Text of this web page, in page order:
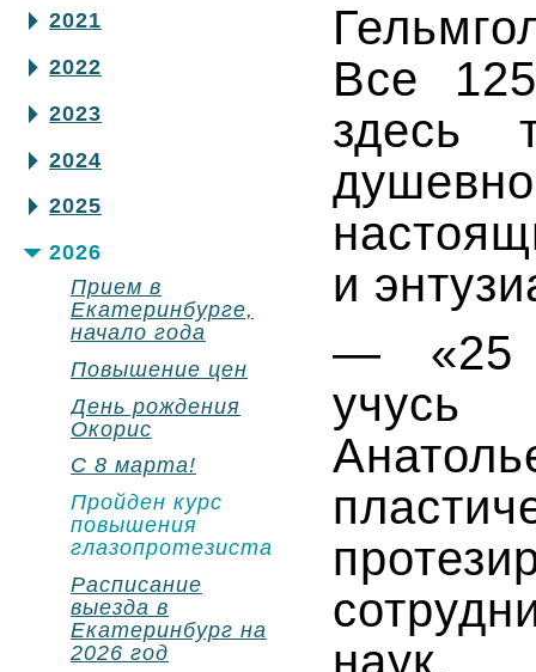
2021
2022
2023
2024
2025
2026
Прием в
Екатеринбурге,
начало года
Повышение цен
День рождения
Окорис
С 8 марта!
Пройден курс
повышения
глазопротезиста
Расписание
выезда в
Екатеринбург на
2026 год
Все
здесь
и
— «25
наук,